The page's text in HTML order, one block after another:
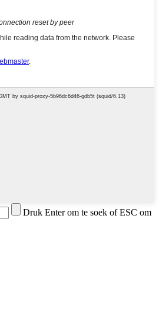
Druk Enter om te soek of ESC om